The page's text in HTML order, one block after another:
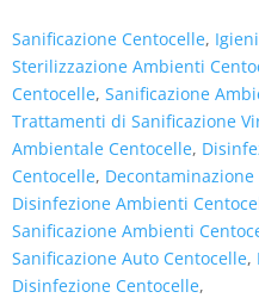
Sanificazione Centocelle,
Sterilizzazione Ambienti
Centocelle, Sanificazione
Trattamenti di Sanificazione
Ambientale Centocelle,
Centocelle,
Disinfezione Ambienti
Sanificazione Ambienti
Sanificazione Auto Centocelle,
Disinfezione Centocelle,